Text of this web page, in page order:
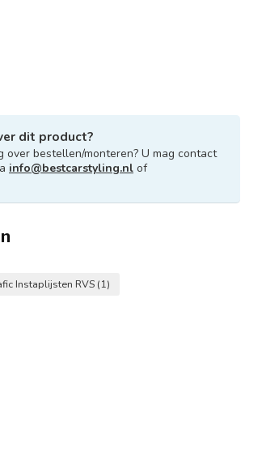
dit product?
over bestellen/monteren? U mag contact
info@bestcarstyling.nl of
Instaplijsten RVS (1)